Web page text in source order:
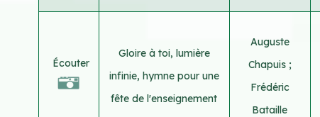
Écouter
Gloire à toi, lumière
infinie, hymne pour une
fête de l'enseignement
Auguste
Chapuis ;
Frédéric
Bataille